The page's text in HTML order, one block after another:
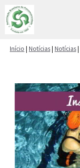
Pular
para
Início | Notícias| Notícias|